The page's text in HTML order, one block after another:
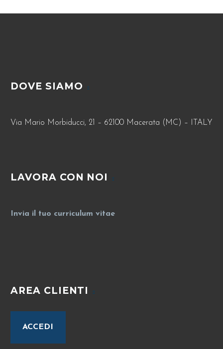
DOVE SIAMO
Via Mario Morbiducci, 21 – 62100 Macerata (MC) – ITALY
LAVORA CON NOI
Invia il tuo curriculum vitae
AREA CLIENTI
ACCEDI